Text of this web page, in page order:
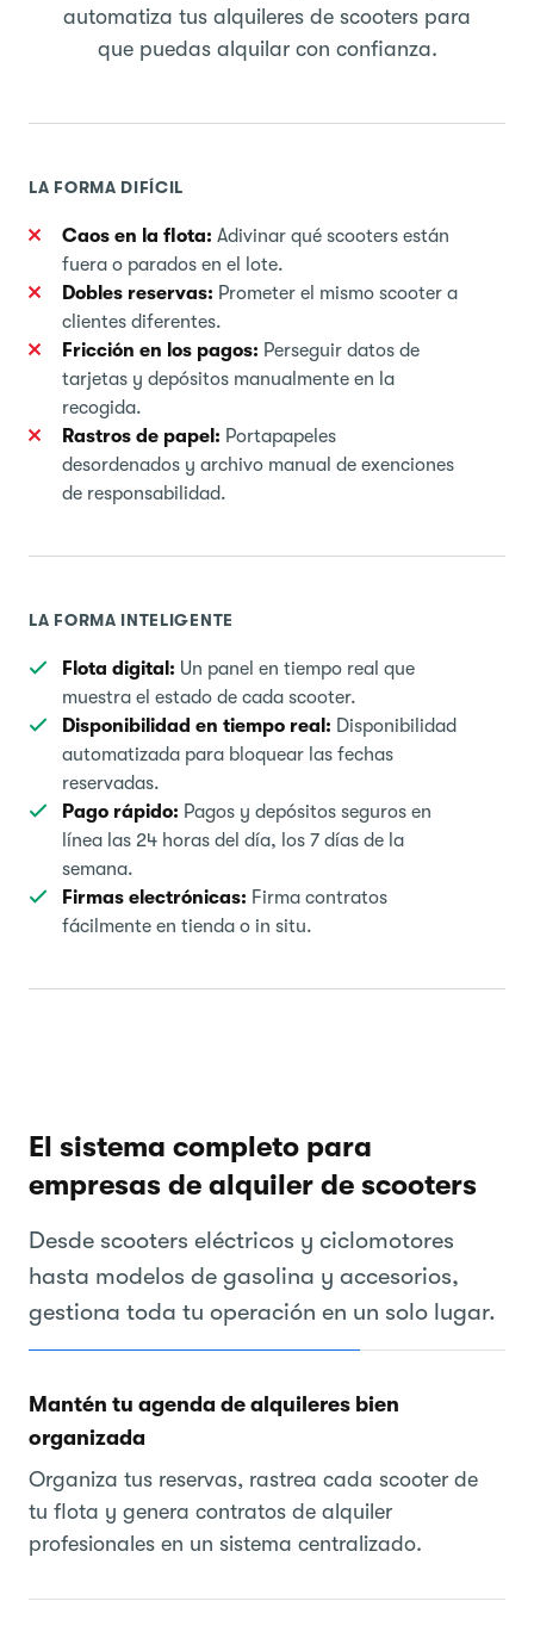
automatiza tus alquileres de scooters para
que puedas alquilar con confianza.
LA FORMA DIFÍCIL
Caos en la flota: Adivinar qué scooters están
fuera o parados en el lote.
Dobles reservas: Prometer el mismo scooter a
clientes diferentes.
Fricción en los pagos: Perseguir datos de
tarjetas y depósitos manualmente en la
recogida.
Rastros de papel: Portapapeles
desordenados y archivo manual de exenciones
de responsabilidad.
LA FORMA INTELIGENTE
Flota digital: Un panel en tiempo real que
muestra el estado de cada scooter.
Disponibilidad en tiempo real: Disponibilidad
automatizada para bloquear las fechas
reservadas.
Pago rápido: Pagos y depósitos seguros en
línea las 24 horas del día, los 7 días de la
semana.
Firmas electrónicas: Firma contratos
fácilmente en tienda o in situ.
El sistema completo para
empresas de alquiler de scooters
Desde scooters eléctricos y ciclomotores
hasta modelos de gasolina y accesorios,
gestiona toda tu operación en un solo lugar.
Mantén tu agenda de alquileres bien
organizada
Organiza tus reservas, rastrea cada scooter de
tu flota y genera contratos de alquiler
profesionales en un sistema centralizado.